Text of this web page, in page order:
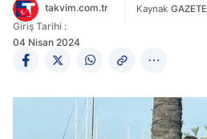
takvim.com.tr Kaynak GAZETE
Giriş Tarihi :
04 Nisan 2024